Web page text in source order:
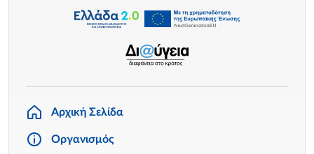
Αρχική Σελίδα
Οργανισμός